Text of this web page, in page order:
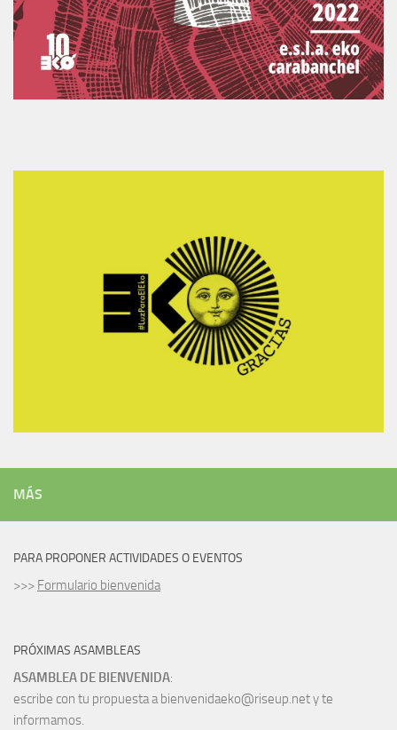
MÁS
PARA PROPONER ACTIVIDADES O EVENTOS
>>> Formulario bienvenida
PRÓXIMAS ASAMBLEAS
ASAMBLEA DE BIENVENIDA:
escribe con tu propuesta a bienvenidaeko@riseup.net y te
informamos.